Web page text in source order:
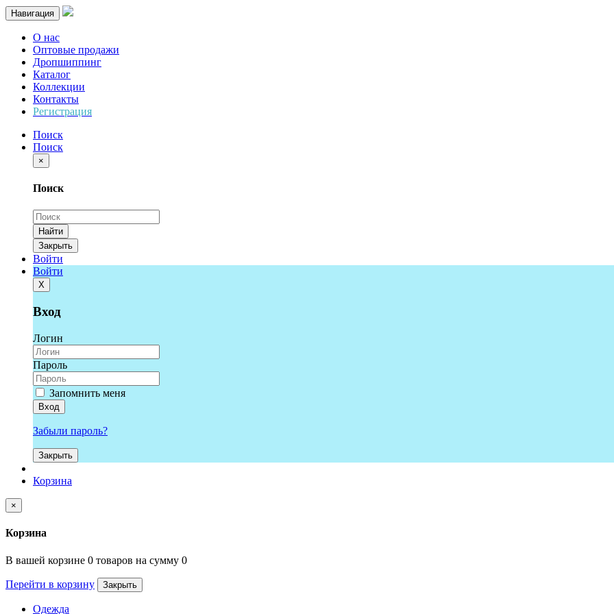
Навигация
О нас
Оптовые продажи
Дропшиппинг
Каталог
Коллекции
Контакты
Регистрация
Поиск
Поиск
×
Поиск
Найти
Закрыть
Войти
Войти
Х
Вход
Логин
Пароль
Запомнить меня
Вход
Забыли пароль?
Закрыть
Корзина
×
Корзина
В вашей корзине 0 товаров на сумму 0
Перейти в корзину Закрыть
Одежда